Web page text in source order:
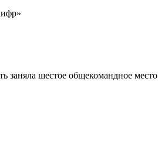
заняла шестое общекомандное место